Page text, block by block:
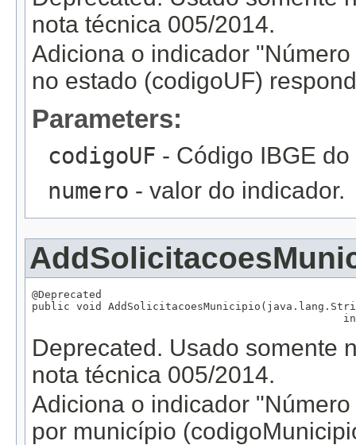
nota técnica 005/2014.
Adiciona o indicador
no estado (codigoUF)
Parameters:
codigoUF - Código IBGE
numero - valor do indicador.
@Deprecated
public void
Deprecated. Usado somente
nota técnica 005/2014.
Adiciona o indicador
por município